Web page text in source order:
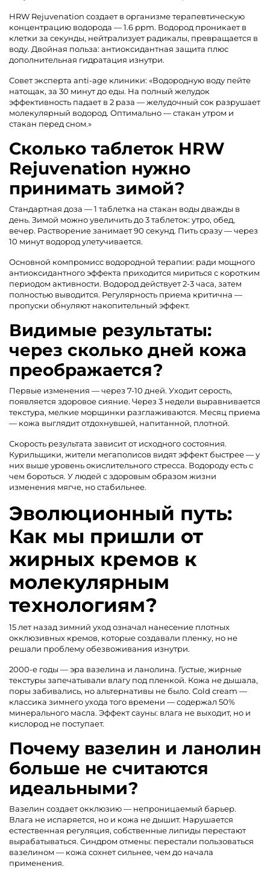
HRW Rejuvenation создает в организме терапевтическую
концентрацию водорода — 1.6 ppm. Водород проникает в
клетки за секунды, нейтрализует радикалы, превращается в
воду. Двойная польза: антиоксидантная защита плюс
дополнительная гидратация изнутри.
Совет эксперта anti-age клиники: «Водородную воду пейте
натощак, за 30 минут до еды. На полный желудок
эффективность падает в 2 раза — желудочный сок разрушает
молекулярный водород. Оптимально — стакан утром и
стакан перед сном.»
Сколько таблеток HRW
Rejuvenation нужно
принимать зимой?
Стандартная доза — 1 таблетка на стакан воды дважды в
день. Зимой можно увеличить до 3 таблеток: утро, обед,
вечер. Растворение занимает 90 секунд. Пить сразу — через
10 минут водород улетучивается.
Основной компромисс водородной терапии: ради мощного
антиоксидантного эффекта приходится мириться с коротким
периодом активности. Водород действует 2-3 часа, затем
полностью выводится. Регулярность приема критична —
пропуски обнуляют накопительный эффект.
Видимые результаты:
через сколько дней кожа
преображается?
Первые изменения — через 7-10 дней. Уходит серость,
появляется здоровое сияние. Через 3 недели выравнивается
текстура, мелкие морщинки разглаживаются. Месяц приема
— кожа выглядит отдохнувшей, напитанной, плотной.
Скорость результата зависит от исходного состояния.
Курильщики, жители мегаполисов видят эффект быстрее — у
них выше уровень окислительного стресса. Водороду есть с
чем бороться. У людей с здоровым образом жизни
изменения мягче, но стабильнее.
Эволюционный путь:
Как мы пришли от
жирных кремов к
молекулярным
технологиям?
15 лет назад зимний уход означал нанесение плотных
окклюзивных кремов, которые создавали пленку, но не
решали проблему обезвоживания изнутри.
2000-е годы — эра вазелина и ланолина. Густые, жирные
текстуры запечатывали влагу под пленкой. Кожа не дышала,
поры забивались, но альтернативы не было. Cold cream —
классика зимнего ухода того времени — содержал 50%
минерального масла. Эффект сауны: влага не выходит, но и
кислород не поступает.
Почему вазелин и ланолин
больше не считаются
идеальными?
Вазелин создает окклюзию — непроницаемый барьер.
Влага не испаряется, но и кожа не дышит. Нарушается
естественная регуляция, собственные липиды перестают
вырабатываться. Синдром отмены: перестали пользоваться
вазелином — кожа сохнет сильнее, чем до начала
применения.